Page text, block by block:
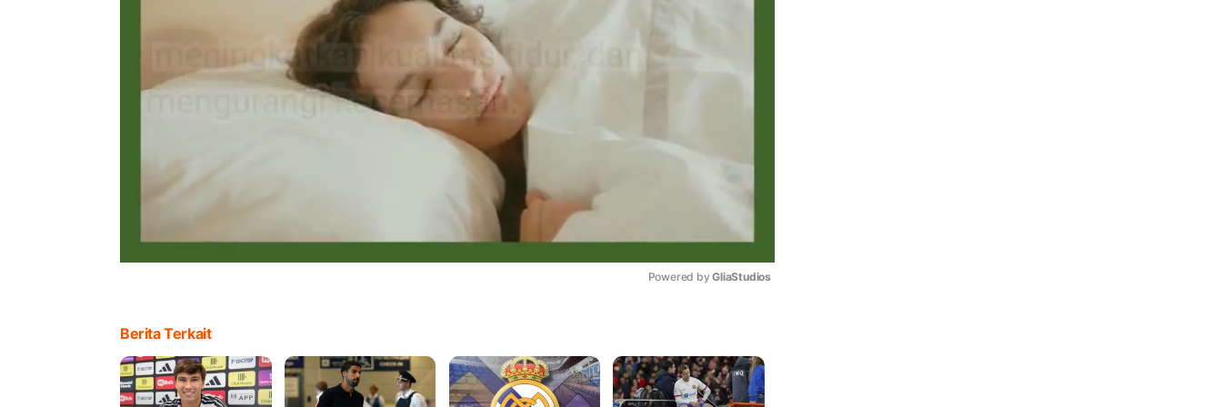
Powered by GliaStudios
Berita Terkait